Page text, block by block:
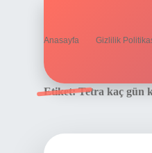
Anasayfa Gizlilik
Etiket:Tetra kaç gün